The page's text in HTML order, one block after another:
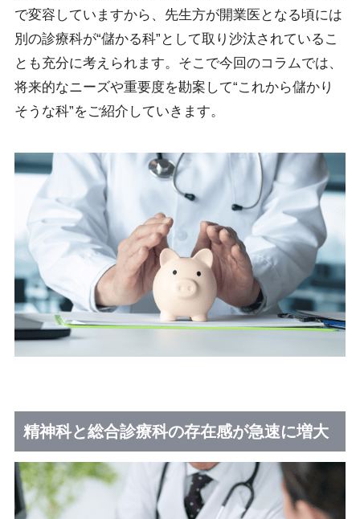
で変容していますから、先生方が開業医となる頃には
別の診療科が“儲かる科”として取り沙汰されているこ
とも充分に考えられます。そこで今回のコラムでは、
将来的なニーズや重要度を勘案して“これから儲かり
そうな科”をご紹介していきます。
精神科と総合診療科の存在感が急速に増大